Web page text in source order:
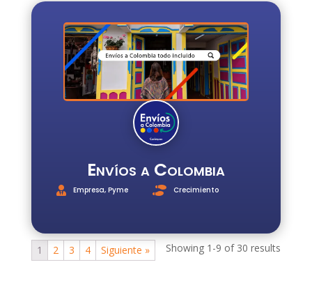
Envíos a Colombia
Empresa, Pyme Crecimiento
Showing 1-9 of 30 results
1 2 3 4 Siguiente »